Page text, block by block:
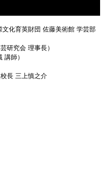
化育英財団 佐藤美術館 学芸部
研究会 理事長）
師）
長 三上慎之介